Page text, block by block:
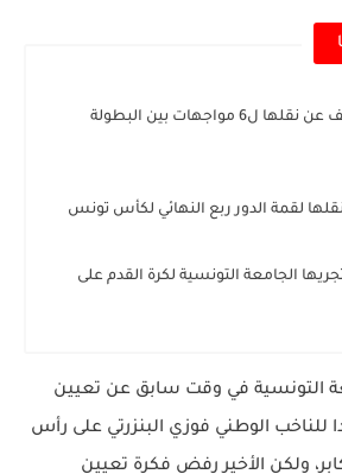
قناة الكاس تكشف عن نقلها ل6 مواجهات بين البطولة
لقمة الدور ربع النهائي لكأس تونس
الجامعة التونسية لكرة القدم على
التونسية في وقت سابق عن تعيين
الوطني فوزي البنزرتي على رأس
ولكن الأخير رفض فكرة تعيين